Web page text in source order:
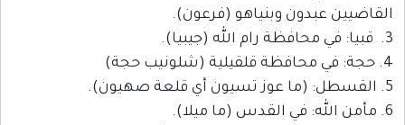
القاضيين عبدون وبنياهو (فرعون).
3. قبيا: في محافظة رام الله (جيبيا).
4. حجة: في محافظة قلقيلية (شلونيب حجة)
5. القسطل: (ما عوز تسيون أي قلعة صهيون).
6. مأمن الله: في القدس (ما ميلا).